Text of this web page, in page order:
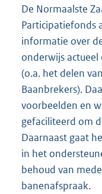
De Normaalste
Participatiefonds
informatie over
onderwijs
(o.a. het delen
Baanbrekers).
voorbeelden en
gefaciliteerd om
Daarnaast gaat
in het
behoud van
banenafspraak.